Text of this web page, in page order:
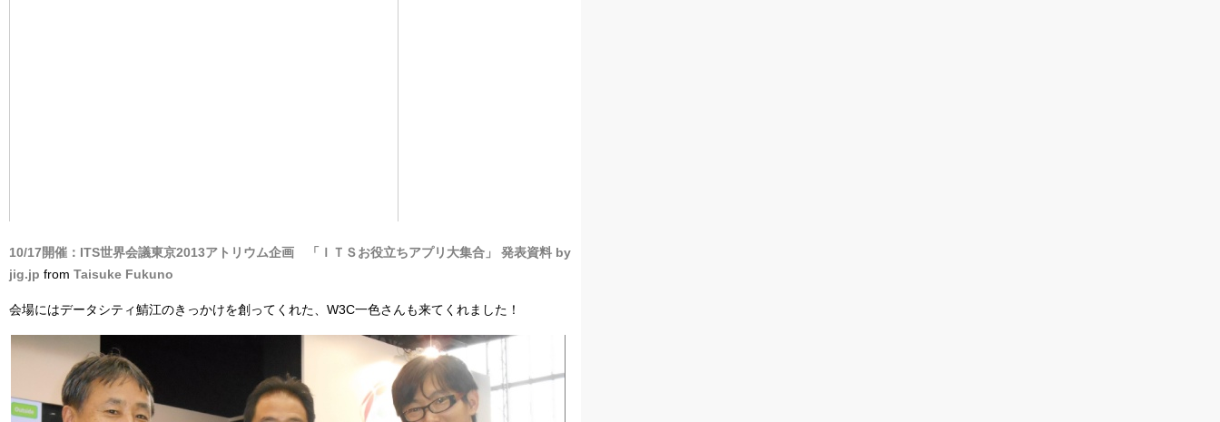
10/17開催：ITS世界会議東京2013アトリウム企画 「ＩＴＳお役立ちアプリ大集合」 発表資料 by
jig.jp from Taisuke Fukuno
会場にはデータシティ鯖江のきっかけを創ってくれた、W3C一色さんも来てくれました！